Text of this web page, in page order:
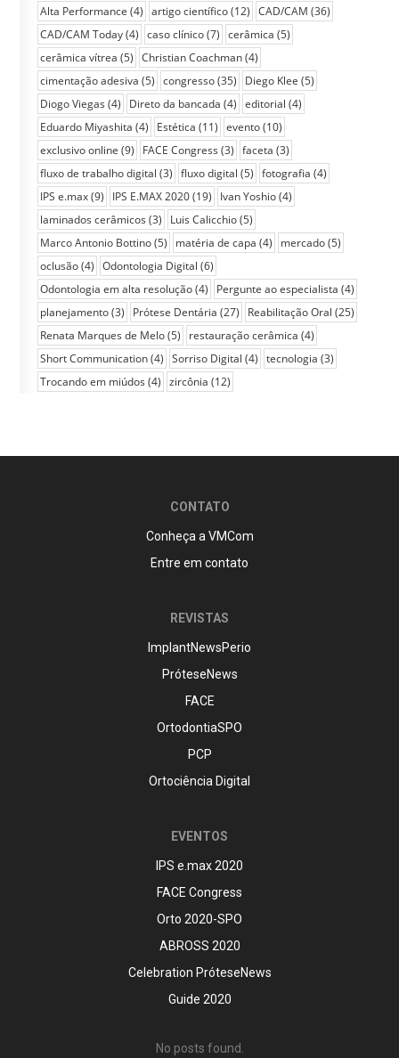
Alta Performance (4) artigo científico(12) CAD/CAM (36)
CAD/CAM Today(4) caso clínico(7) cerâmica (5)
cerâmica vítrea (5) Christian Coachman(4)
cimentação adesiva (5) congresso(35) Diego Klee (5)
Diogo Viegas (4) Direto da bancada (4) editorial (4)
Eduardo Miyashita (4) Estética (11) evento(10)
exclusivo online (9) FACE Congress (3) faceta (3)
fluxo de trabalho digital (3) fluxo digital (5) fotografia (4)
IPS e.max(9) IPS E.MAX 2020(19) Ivan Yoshio(4)
laminados cerâmicos (3) Luis Calicchio(5)
Marco Antonio Bottino(5) matéria de capa (4) mercado(5)
oclusão(4) Odontologia Digital (6)
Odontologia em alta resolução(4) Pergunte ao especialista (4)
planejamento(3) Prótese Dentária (27) Reabilitação Oral (25)
Renata Marques de Melo(5) restauração cerâmica (4)
Short Communication(4) Sorriso Digital (4) tecnologia (3)
Trocando em miúdos (4) zircônia (12)
CONTATO
Conheça a VMCom
Entre em contato
REVISTAS
ImplantNewsPerio
PróteseNews
FACE
OrtodontiaSPO
PCP
Ortociência Digital
EVENTOS
IPS e.max 2020
FACE Congress
Orto 2020-SPO
ABROSS 2020
Celebration PróteseNews
Guide 2020
No posts found.